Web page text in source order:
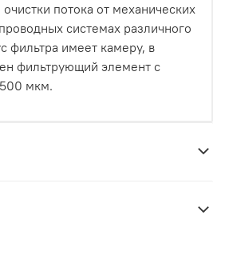
потока от механических
системах различного
фильтра имеет камеру, в
фильтрующий элемент с
мкм.